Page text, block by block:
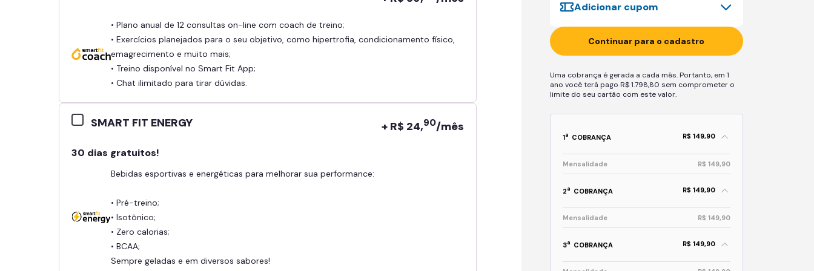
• Plano anual de 12 consultas on-line com coach de treino;
• Exercícios planejados para o seu objetivo, como hipertrofia, condicionamento físico,
emagrecimento e muito mais;
• Treino disponível no Smart Fit App;
• Chat ilimitado para tirar dúvidas.
SMART FIT ENERGY + R$ 24,90/mês
30 dias gratuitos!
Bebidas esportivas e energéticas para melhorar sua performance:
• Pré-treino;
• Isotônico;
• Zero calorias;
• BCAA;
Sempre geladas e em diversos sabores!
Adicionar cupom
Continuar para o cadastro
Uma cobrança é gerada a cada mês. Portanto, em 1
ano você terá pago R$ 1.798,80 sem comprometer o
limite do seu cartão com este valor.
1a COBRANÇA R$ 149,90
Mensalidade R$ 149,90
2a COBRANÇA R$ 149,90
Mensalidade R$ 149,90
3a COBRANÇA R$ 149,90